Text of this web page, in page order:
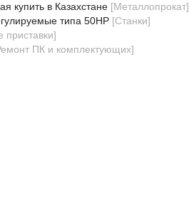
купить в Казахстане [Металлопрокат]
типа 50НР [Станки]
приставки]
ПК и комплектующих]